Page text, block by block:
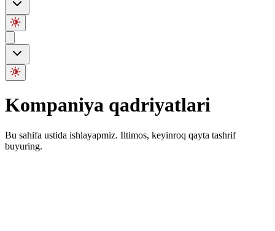
Kompaniya qadriyatlari
Bu sahifa ustida ishlayapmiz. Iltimos, keyinroq qayta tashrif
buyuring.